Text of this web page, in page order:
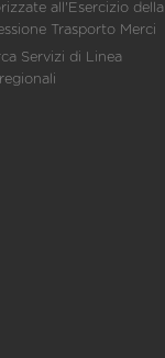
all'Esercizio della
Trasporto Merci
Servizi di Linea